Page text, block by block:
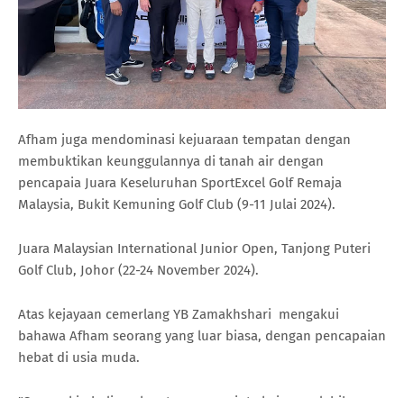
Afham juga mendominasi kejuaraan tempatan dengan
membuktikan keunggulannya di tanah air dengan
pencapaia Juara Keseluruhan SportExcel Golf Remaja
Malaysia, Bukit Kemuning Golf Club (9-11 Julai 2024).
Juara Malaysian International Junior Open, Tanjong Puteri
Golf Club, Johor (22-24 November 2024).
Atas kejayaan cemerlang YB Zamakhshari mengakui
bahawa Afham seorang yang luar biasa, dengan pencapaian
hebat di usia muda.